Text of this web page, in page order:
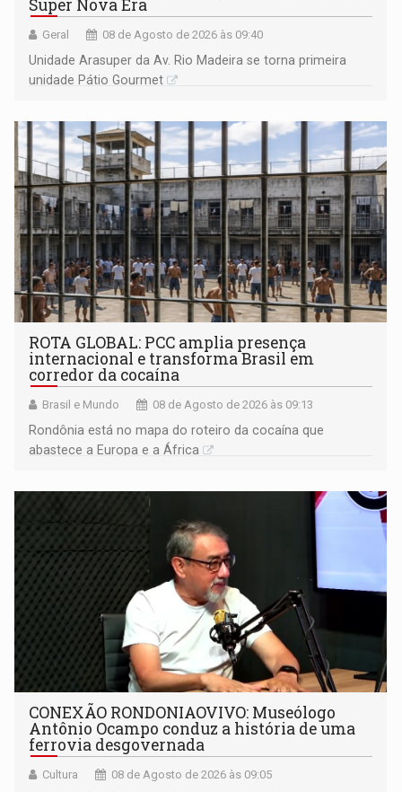
Super Nova Era
Geral 08 de Agosto de 2026 às 09:40
Unidade Arasuper da Av. Rio Madeira se torna primeira
unidade Pátio Gourmet
ROTA GLOBAL: PCC amplia presença
internacional e transforma Brasil em
corredor da cocaína
Brasil e Mundo 08 de Agosto de 2026 às 09:13
Rondônia está no mapa do roteiro da cocaína que
abastece a Europa e a África
CONEXÃO RONDONIAOVIVO: Museólogo
Antônio Ocampo conduz a história de uma
ferrovia desgovernada
Cultura 08 de Agosto de 2026 às 09:05